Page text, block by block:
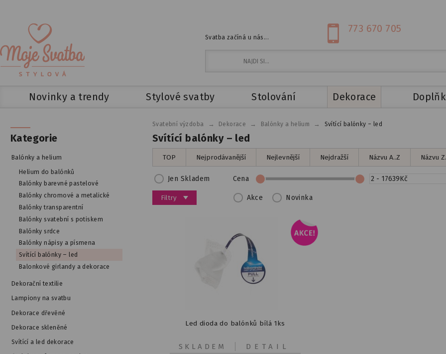
Svatba začíná u nás...
773 670 705
Novinky a trendy Stylové svatby Stolování Dekorace
Kategorie
Balónky a helium
Helium do balónků
Balónky barevné pastelové
Balónky chromové a metalické
Balónky transparentní
Balónky svatební s potiskem
Balónky srdce
Balónky nápisy a písmena
Svítící balónky – led
Balonkové girlandy a dekorace
Dekorační textilie
Lampiony na svatbu
Dekorace dřevěné
Dekorace skleněné
Svítící a led dekorace
Svítící balónky – led
Svatební výzdoba → Dekorace → Balónky a helium → Svítící balónky – led
TOP Nejprodávanější Nejlevnější Nejdražší Názvu A..Z Názvu
Filtry
Jen Skladem
Akce Novinka
Cena
Led dioda do balónků bílá 1ks
DETAIL
SKLADEM